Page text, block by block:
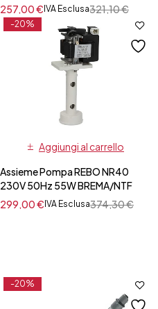
321,10€
257,00€ IVA Esclusa
-20%
Aggiungi al carrello
Assieme Pompa REBO NR40
230V 50Hz 55W BREMA/NTF
374,30€
299,00€ IVA Esclusa
-20%